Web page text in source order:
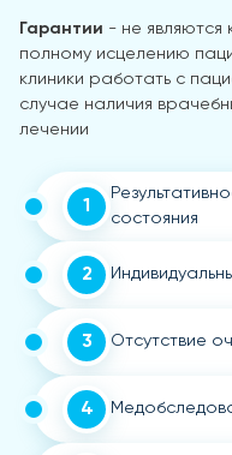
Гарантии - не
полному исцелению
клиники работать с
случае наличия
лечении
1
состояния
2
3 Отсутствие
4